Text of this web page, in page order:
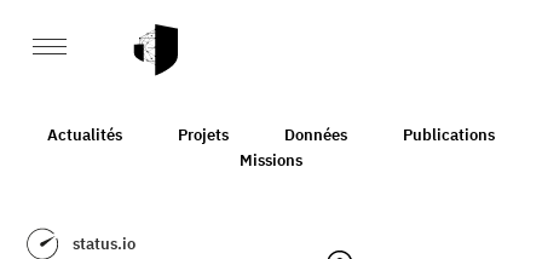
Actualités Projets Données
Publications
Missions
status.io